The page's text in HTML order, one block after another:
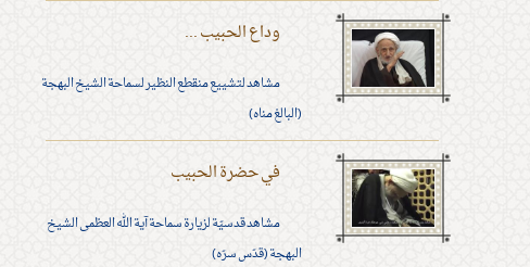
وداع الحبيب ...
مشاهد لتشييع منقطع النظير لسماحة الشيخ البهجة
(البالغ مناه)
في حضرة الحبيب
مشاهد قدسيّة لزيارة سماحة آية الله العظمى الشيخ
البهجة (قدّس سرّه)